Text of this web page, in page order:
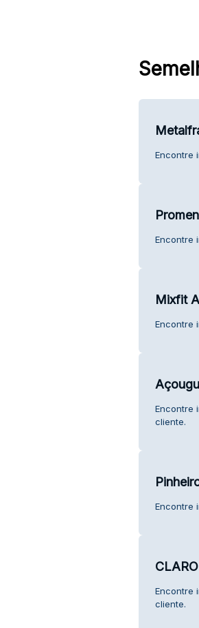
Encontre
Encontre
Mixfit
Encontre
Encontre
cliente.
Encontre
Encontre
cliente.